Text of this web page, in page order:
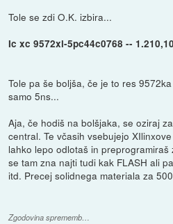
Tole se zdi O.K. izbira...
Ic xc 9572xl-5pc44c0768 --
Tole pa še boljša, če je to res
samo 5ns...
Aja, če hodiš na bolšjaka, se oziraj
central. Te včasih vsebujejo
lahko lepo odlotaš in
se tam zna najti tudi kak FLASH ali
itd. Precej solidnega materiala za
Zgodovina sprememb…